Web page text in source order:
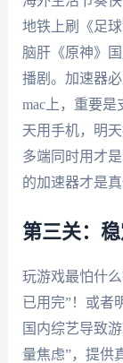
地铁上刷《足
脑肝《原神》
播剧。加速器必
mac上，重要
天用手机，明
多端同时用才
的加速器才是真
第三关：
玩游戏最怕什
已用完”！或者
国内综艺导致
量焦虑”，提供